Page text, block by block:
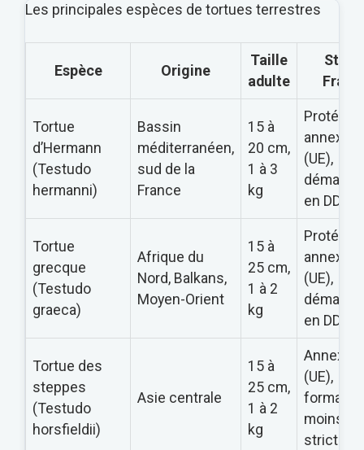
Les principales espèces de tortues terrestres
Espèce Origine
Taille
adulte
Tortue
d’Hermann
(Testudo
hermanni)
Bassin
méditerranéen,
sud de la
France
15 à
20 cm,
1 à 3
kg
annexe A
(UE),
en DDPP
Tortue
grecque
(Testudo
graeca)
Afrique du
Nord, Balkans,
Moyen-Orient
15 à
25 cm,
1 à 2
kg
annexe A
(UE),
en DDPP
Tortue des
steppes
(Testudo
horsfieldii)
Asie centrale
15 à
25 cm,
1 à 2
kg
Annexe B
(UE),
moins
strictes